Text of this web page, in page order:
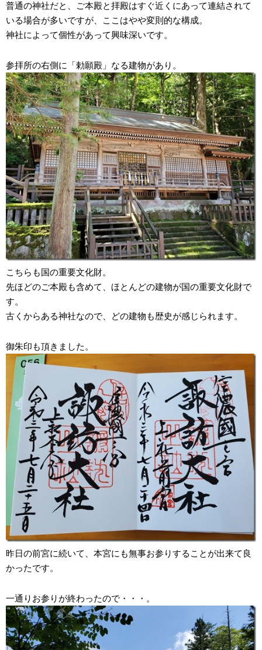
普通の神社だと、ご本殿と拝殿はすぐ近くにあって連結されて
いる場合が多いですが、ここはやや変則的な構成。
神社によって個性があって興味深いです。
参拝所の右側に「勅願殿」なる建物があり。
こちらも国の重要文化財。
先ほどのご本殿も含めて、ほとんどの建物が国の重要文化財で
す。
古くからある神社なので、どの建物も歴史が感じられます。
御朱印も頂きました。
昨日の前宮に続いて、本宮にも無事お参りすることが出来て良
かったです。
一通りお参りが終わったので・・・。